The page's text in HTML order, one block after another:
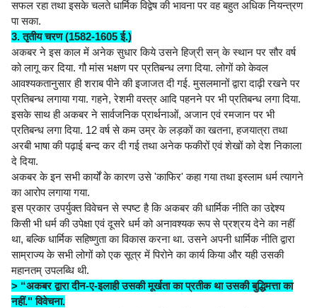
सफल रहा तथा इसके चलते धार्मिक विद्वेष की भावना पर वह बहुत अधिक नियन्त्रण
पा सका.
3. तृतीय चरण (1582-1605 ई.)
अकबर ने इस काल में अनेक सुधार किये उसने हिज्री सन् के स्थान पर सौर वर्ष
को लागू कर दिया. गौ मांस भक्षण पर प्रतिबन्ध लगा दिया. लोगों को केवल
आवश्यकतानुसार ही शराब पीने की इजाजत दी गई. मुसलमानों द्वारा दाढ़ी रखने पर
प्रतिबन्ध लगाया गया. गहने, रेशमी वस्त्र आदि पहनने पर भी प्रतिबन्ध लगा दिया.
इसके साथ ही अकबर ने सार्वजनिक प्रार्थनाओं, अजान एवं रमजान पर भी
प्रतिबन्ध लगा दिया. 12 वर्ष से कम उम्र के लड़कों का खतना, हजयात्रा तथा
अरबी भाषा की पढ़ाई बन्द कर दी गई तथा अनेक फकीरों एवं शेखों को देश निकाला
दे दिया.
अकबर के इन सभी कार्यों के कारण उसे 'काफिर' कहा गया तथा इस्लाम धर्म त्यागने
का आरोप लगाया गया.
इस प्रकार उपर्युक्त विवेचन से स्पष्ट है कि अकबर की धार्मिक नीति का उद्देश्य
किसी भी धर्म की उपेक्षा एवं दूसरे धर्म को अनावश्यक रूप से प्रश्रय देने का नहीं
था, बल्कि धार्मिक सहिष्णुता का विकास करना था. उसने अपनी धार्मिक नीति द्वारा
साम्राज्य के सभी लोगों को एक सूत्र में पिरोने का कार्य किया और यही उसकी
महानतम् उपलब्धि थी.
> “अकबर द्वारा दीन-ए-इलाही उसकी मूर्खता का प्रतीक था उसकी बुद्धिमत्ता का
नहीं." विवेचना.